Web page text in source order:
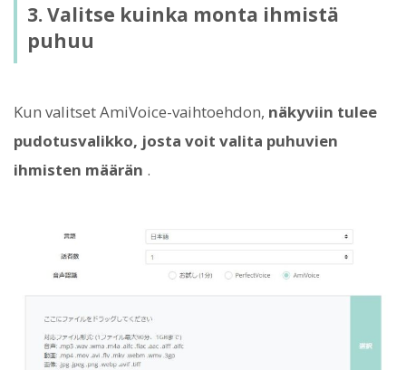
3. Valitse kuinka monta ihmistä
puhuu
Kun valitset AmiVoice-vaihtoehdon, näkyviin tulee
pudotusvalikko, josta voit valita puhuvien
ihmisten määrän .